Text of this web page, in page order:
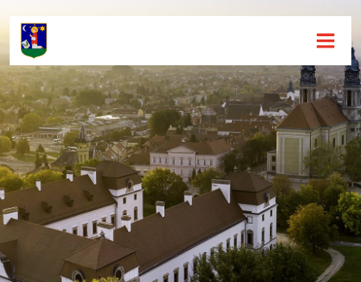
Hírek []
Események []
Dokumentumok []
Aloldalak []